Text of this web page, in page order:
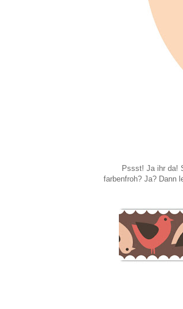
Pssst! Ja ihr da!
farbenfroh? Ja? Dann